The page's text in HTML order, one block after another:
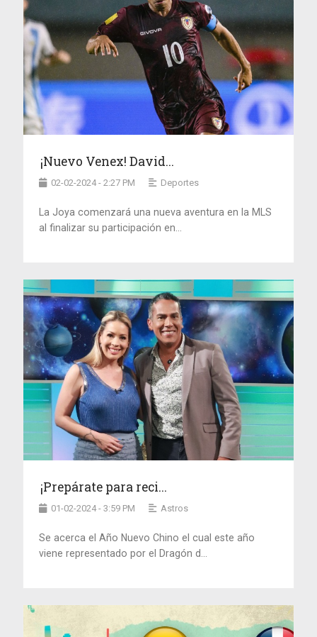
¡Nuevo Venex! David...
02-02-2024 - 2:27 PM Deportes
La Joya comenzará una nueva aventura en la MLS
al finalizar su participación en...
¡Prepárate para reci...
01-02-2024 - 3:59 PM Astros
Se acerca el Año Nuevo Chino el cual este año
viene representado por el Dragón d...